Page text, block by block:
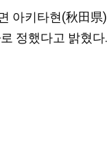
아키타현(秋田
정했다고 밝혔